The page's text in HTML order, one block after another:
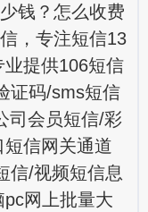
钱？怎么收费
，专注短信13
提供106短信
证码/sms短信
司会员短信/彩
信网关通道
信/视频短信息
网上批量大